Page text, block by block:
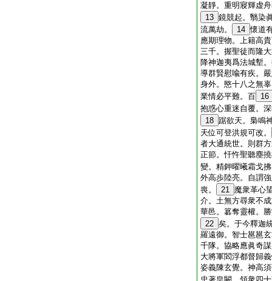
凝靜。重明寢輝虚
13 鏡競起。翳染
流萬劫。
14 懷道
應期理物。上籍高
三千。握聖徒而隆
降神迦夷爲法城塹
導群賢慰喩有疾。
身外。愍十八之無
業情必平難。百 16
抱惑心重迷自覆。
18 踞欲天。梟鳴
天位可登洪規可改。
者大通統世。則群
正節。忓忤聖聽塵
變。精鉀曜曦霜戈
外高歩陸亮。自謂
喪。
21 魔衆革心
介。土無方尋衆不
華邑。簒奪靈權。
22 矣。于今釋迦
羅遠御。智士邕邕
千隊。協略應眞奇
大將軍閻浮都督歸
姿義陳玄覺。神高